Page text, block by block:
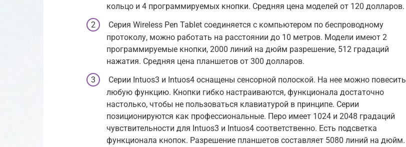
кольцо и 4 программируемых кнопки. Средняя цена моделей от 120 долларов.
Серия Wireless Pen Tablet соединяется с компьютером по беспроводному
протоколу, можно работать на расстоянии до 10 метров. Модели имеют 2
программируемые кнопки, 2000 линий на дюйм разрешение, 512 градаций
нажатия. Средняя цена планшетов от 300 долларов.
Серии Intuos3 и Intuos4 оснащены сенсорной полоской. На нее можно повесить
любую функцию. Кнопки гибко настраиваются, функционала достаточно
настолько, чтобы не пользоваться клавиатурой в принципе. Серии
позиционируются как профессиональные. Перо имеет 1024 и 2048 градаций
чувствительности для Intuos3 и Intuos4 соответственно. Есть подсветка
функционала кнопок. Разрешение планшетов составляет 5080 линий на дюйм.